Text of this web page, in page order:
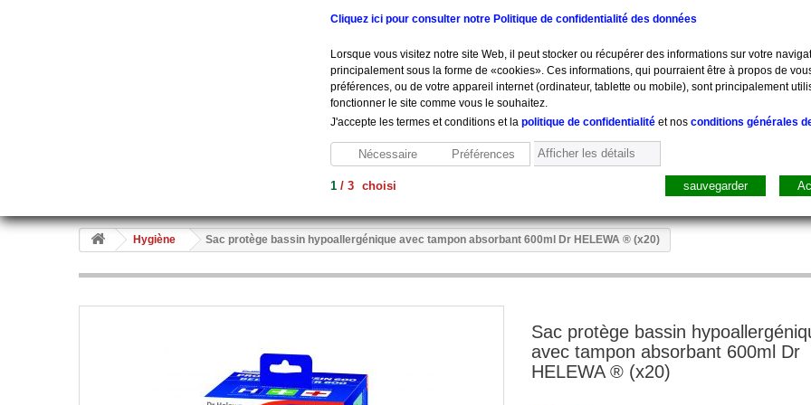
Hygiène Mesure, Pesée Pharmacie Sacs,
Hygiène Sac protège bassin hypoallergénique avec tampon absorbant 600ml Dr HELEWA ® (x20)
Sac protège bassin
avec tampon absorbant 600ml Dr
HELEWA ® (x20)
Cliquez ici pour consulter notre Politique de confidentialité des données
Lorsque vous visitez notre site Web, il peut stocker ou récupérer des informations sur votre
principalement sous la forme de «cookies». Ces informations, qui pourraient être à propos de
préférences, ou de votre appareil internet (ordinateur, tablette ou mobile), sont principalement
fonctionner le site comme vous le souhaitez.
J'accepte les termes et conditions et la politique de confidentialité et nos conditions générales
Nécessaire Préférences Afficher les détails
1 / 3 choisi sauvegarder